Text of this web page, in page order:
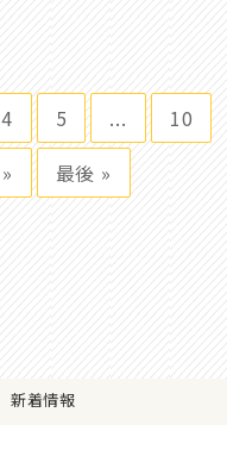
4 5 ...
10
» 最後 »
新着情報